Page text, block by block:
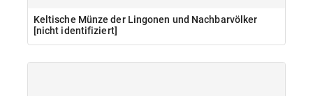
Keltische Münze der Lingonen und Nachbarvölker
[nicht identifiziert]